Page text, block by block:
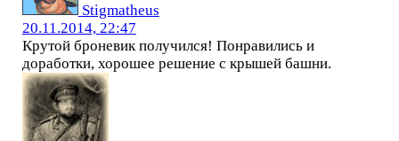
Stigmatheus
20.11.2014, 22:47
Крутой броневик получился! Понравились и
доработки, хорошее решение с крышей башни.